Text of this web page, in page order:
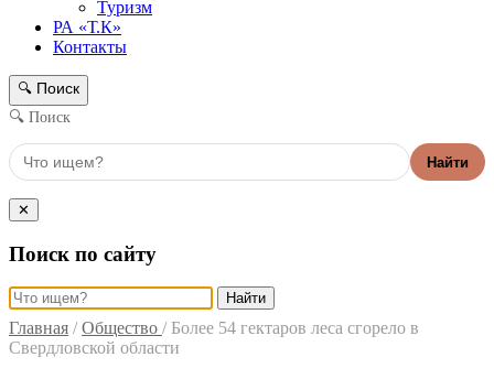
Туризм
РА «Т.К»
Контакты
🔍 Поиск
🔍 Поиск
Найти
✕
Поиск по сайту
Найти
Главная / Общество / Более 54 гектаров леса сгорело в
Свердловской области